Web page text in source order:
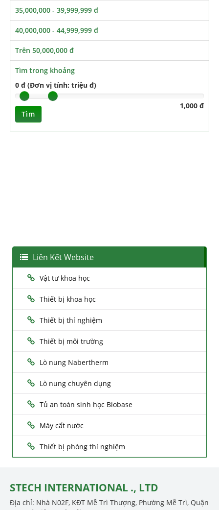
35,000,000 - 39,999,999 đ
40,000,000 - 44,999,999 đ
Trên 50,000,000 đ
Tìm trong khoảng
0 đ (Đơn vị tính: triệu đ)
1,000 đ
Tìm
Liên Kết Website
Vật tư khoa học
Thiết bị khoa học
Thiết bị thí nghiệm
Thiết bị môi trường
Lò nung Nabertherm
Lò nung chuyên dụng
Tủ an toàn sinh học Biobase
Máy cất nước
Thiết bị phòng thí nghiệm
STECH INTERNATIONAL ., LTD
Địa chỉ: Nhà N02F, KĐT Mễ Trì Thượng, Phường Mễ Trì, Quận